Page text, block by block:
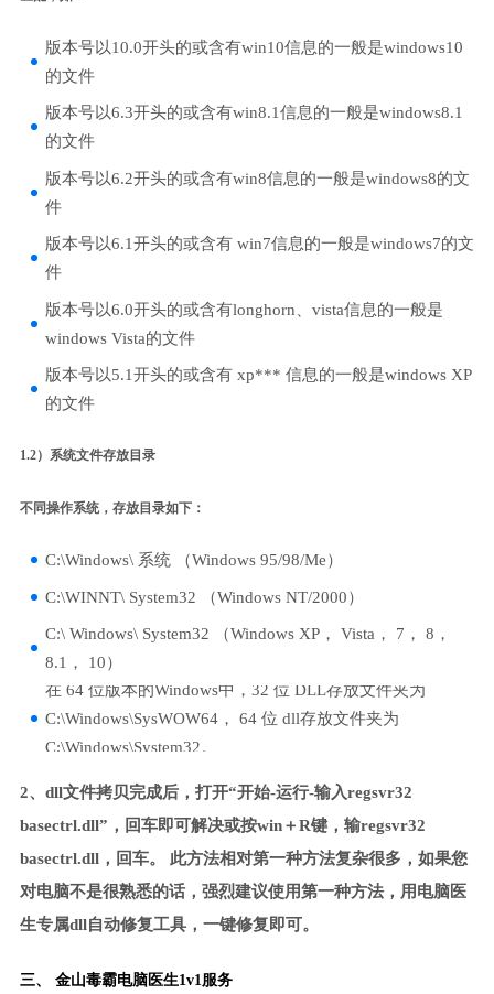
版本号以10.0开头的或含有win10信息的一般是windows10
的文件
版本号以6.3开头的或含有win8.1信息的一般是windows8.1
的文件
版本号以6.2开头的或含有win8信息的一般是windows8的文
件
版本号以6.1开头的或含有 win7信息的一般是windows7的文
件
版本号以6.0开头的或含有longhorn、vista信息的一般是
windows Vista的文件
版本号以5.1开头的或含有 xp*** 信息的一般是windows XP
的文件
1.2）系统文件存放目录
不同操作系统，存放目录如下：
C:\Windows\ 系统 （Windows 95/98/Me）
C:\WINNT\ System32 （Windows NT/2000）
C:\ Windows\ System32 （Windows XP， Vista， 7， 8，
8.1， 10）
在 64 位版本的Windows中，32 位 DLL存放文件夹为
C:\Windows\SysWOW64， 64 位 dll存放文件夹为
C:\Windows\System32。
2、dll文件拷贝完成后，打开“开始-运行-输入regsvr32
basectrl.dll”，回车即可解决或按win＋R键，输regsvr32
basectrl.dll，回车。 此方法相对第一种方法复杂很多，如果您
对电脑不是很熟悉的话，强烈建议使用第一种方法，用电脑医
生专属dll自动修复工具，一键修复即可。
三、 金山毒霸电脑医生1v1服务